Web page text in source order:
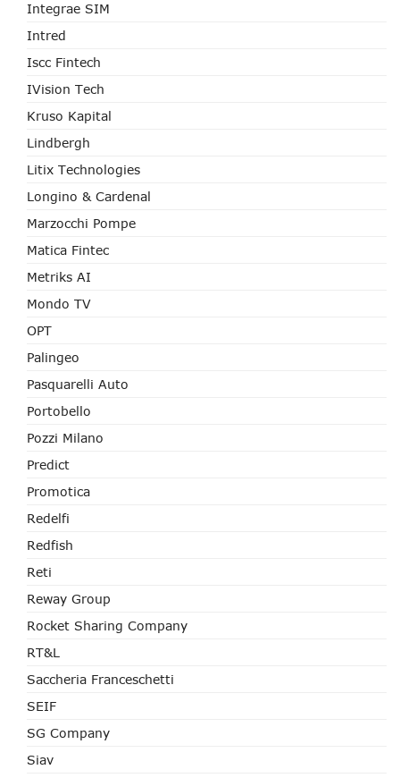
Integrae SIM
Intred
Iscc Fintech
IVision Tech
Kruso Kapital
Lindbergh
Litix Technologies
Longino & Cardenal
Marzocchi Pompe
Matica Fintec
Metriks AI
Mondo TV
OPT
Palingeo
Pasquarelli Auto
Portobello
Pozzi Milano
Predict
Promotica
Redelfi
Redfish
Reti
Reway Group
Rocket Sharing Company
RT&L
Saccheria Franceschetti
SEIF
SG Company
Siav